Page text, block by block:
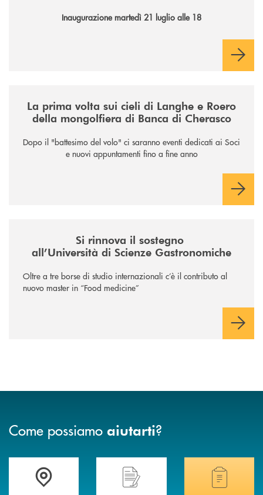
Inaugurazione martedì 21 luglio alle 18
La prima volta sui cieli di Langhe e Roero
della mongolfiera di Banca di Cherasco
Dopo il "battesimo del volo" ci saranno eventi dedicati ai Soci
e nuovi appuntamenti fino a fine anno
Si rinnova il sostegno
all’Università di Scienze Gastronomiche
Oltre a tre borse di studio internazionali c’è il contributo al
nuovo master in “Food medicine”
Come possiamo aiutarti?
Accedi all' elenco completo delle filiali .Hai bisogno di assistenza immediata?
Hai bisogno di